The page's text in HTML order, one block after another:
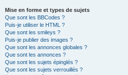
Mise en forme et types de sujets
Que sont les BBCodes ?
Puis-je utiliser le HTML ?
Que sont les smileys ?
Puis-je publier des images ?
Que sont les annonces globales ?
Que sont les annonces ?
Que sont les sujets épinglés ?
Que sont les sujets verrouillés ?